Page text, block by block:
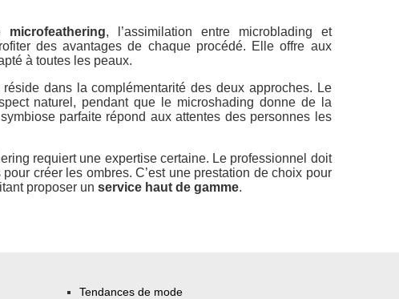
microfeathering, l’assimilation entre microblading et
des avantages de chaque procédé. Elle offre aux
à toutes les peaux.
réside dans la complémentarité des deux approches. Le
naturel, pendant que le microshading donne de la
parfaite répond aux attentes des personnes les
requiert une expertise certaine. Le professionnel doit
créer les ombres. C’est une prestation de choix pour
proposer un service haut de gamme.
Tendances de mode